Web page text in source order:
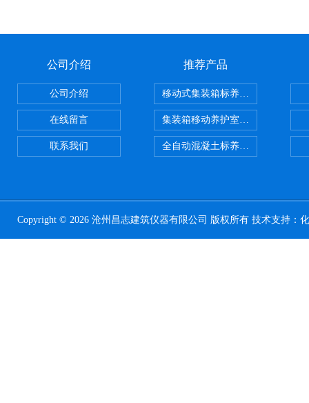
公司介绍
公司介绍
在线留言
联系我们
推荐产品
移动式集装箱标养室 养护室设备
集装箱移动养护室 标养室
全自动混凝土标养室恒温恒湿设备
Copyright © 2026 沧州昌志建筑仪器有限公司 版权所有 技术支持：